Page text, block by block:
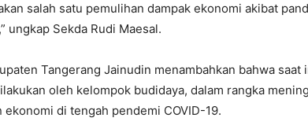
salah satu pemulihan dampak ekonomi akibat
ungkap Sekda Rudi Maesal.
Tangerang Jainudin menambahkan bahwa saat
oleh kelompok budidaya, dalam rangka
di tengah pendemi COVID-19.